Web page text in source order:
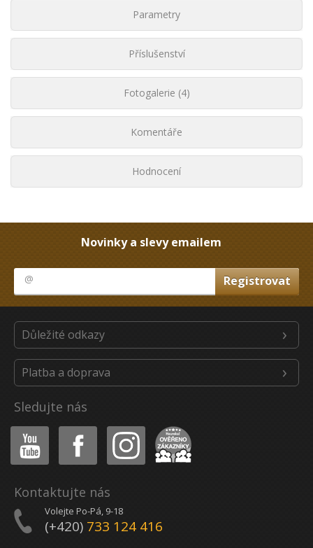
Parametry
Příslušenství
Fotogalerie (4)
Komentáře
Hodnocení
Novinky a slevy emailem
Důležité odkazy
Platba a doprava
Sledujte nás
Youtube Facebook Instagram Heureka
Kontaktujte nás
Volejte Po-Pá, 9-18
(+420) 733 124 416